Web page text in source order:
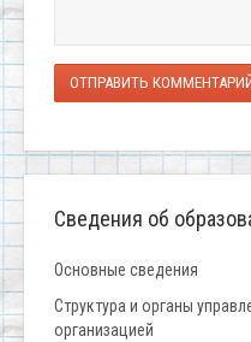
ОТПРАВИТЬ
Сведения об
Основные сведения
Структура и органы
организацией